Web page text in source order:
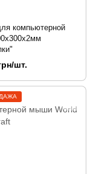
компьютерной
шт.